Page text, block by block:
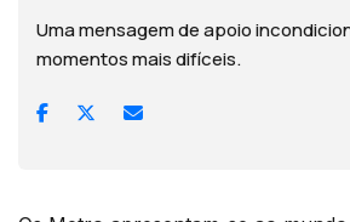
Uma mensagem de apoio
momentos mais difíceis.